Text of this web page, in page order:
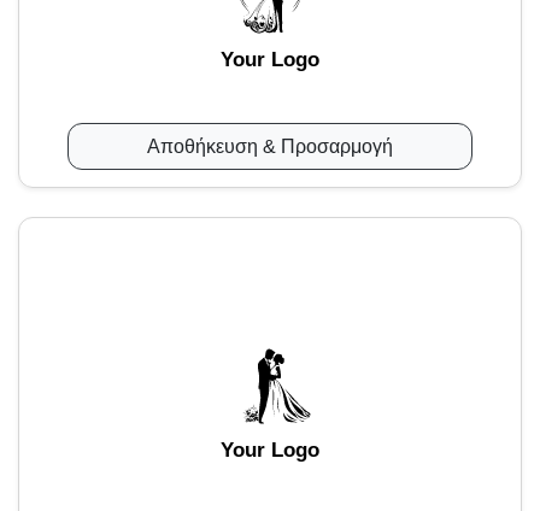
Your Logo
Αποθήκευση & Προσαρμογή
Your Logo